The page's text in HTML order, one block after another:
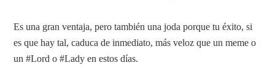
Es una gran ventaja, pero también una joda porque tu éxito, si
es que hay tal, caduca de inmediato, más veloz que un meme o
un #Lord o #Lady en estos días.